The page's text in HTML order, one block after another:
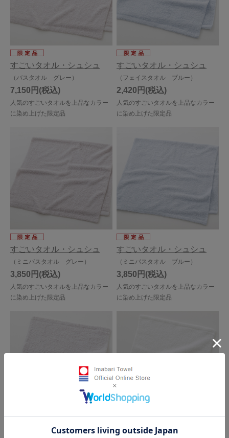
すごいタオル・シュシュ
（バスタオル グレー）
人気のすごいタオルを上品なカラー
に染め上げた限定品
7,150円
すごいタオル・シュシュ
（フェイスタオル ブルー）
人気のすごいタオルを上品なカラー
に染め上げた限定品
2,420円
すごいタオル・シュシュ
（ミニバスタオル グレー）
人気のすごいタオルを上品なカラー
に染め上げた限定品
3,850円
すごいタオル・シュシュ
（ミニバスタオル ブルー）
人気のすごいタオルを上品なカラー
に染め上げた限定品
3,850円
すごいタオル・シュシュ すごいタオル